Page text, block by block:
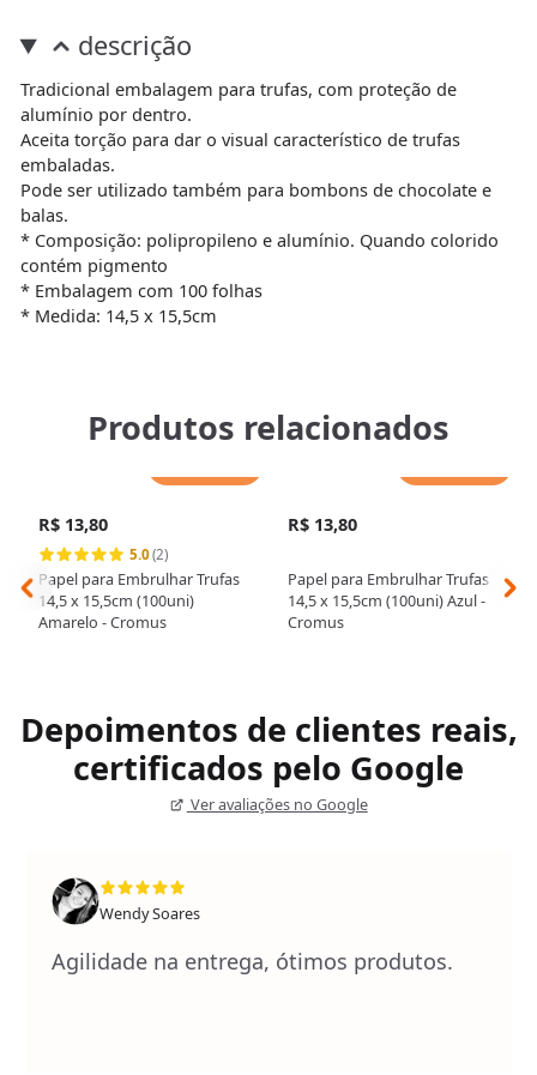
descrição
Tradicional embalagem para trufas, com proteção de
alumínio por dentro.
Aceita torção para dar o visual característico de trufas
embaladas.
Pode ser utilizado também para bombons de chocolate e
balas.
* Composição: polipropileno e alumínio. Quando colorido
contém pigmento
* Embalagem com 100 folhas
* Medida: 14,5 x 15,5cm
Produtos relacionados
R$ 13,80
5.0(2)
Papel para Embrulhar Trufas
14,5 x 15,5cm (100uni)
Amarelo - Cromus
R$ 13,80
Papel para Embrulhar Trufas
14,5 x 15,5cm (100uni) Azul -
Cromus
Depoimentos de clientes reais,
certificados pelo Google
Ver avaliações no Google
Wendy Soares
Agilidade na entrega, ótimos produtos.